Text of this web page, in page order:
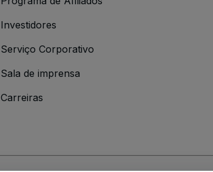
Investidores
Serviço Corporativo
Sala de imprensa
Carreiras